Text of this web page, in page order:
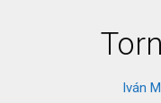
Iván